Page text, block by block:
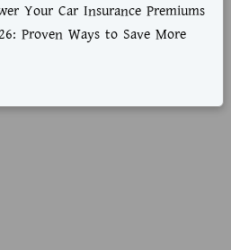
Your Car Insurance Premiums
Proven Ways to Save More